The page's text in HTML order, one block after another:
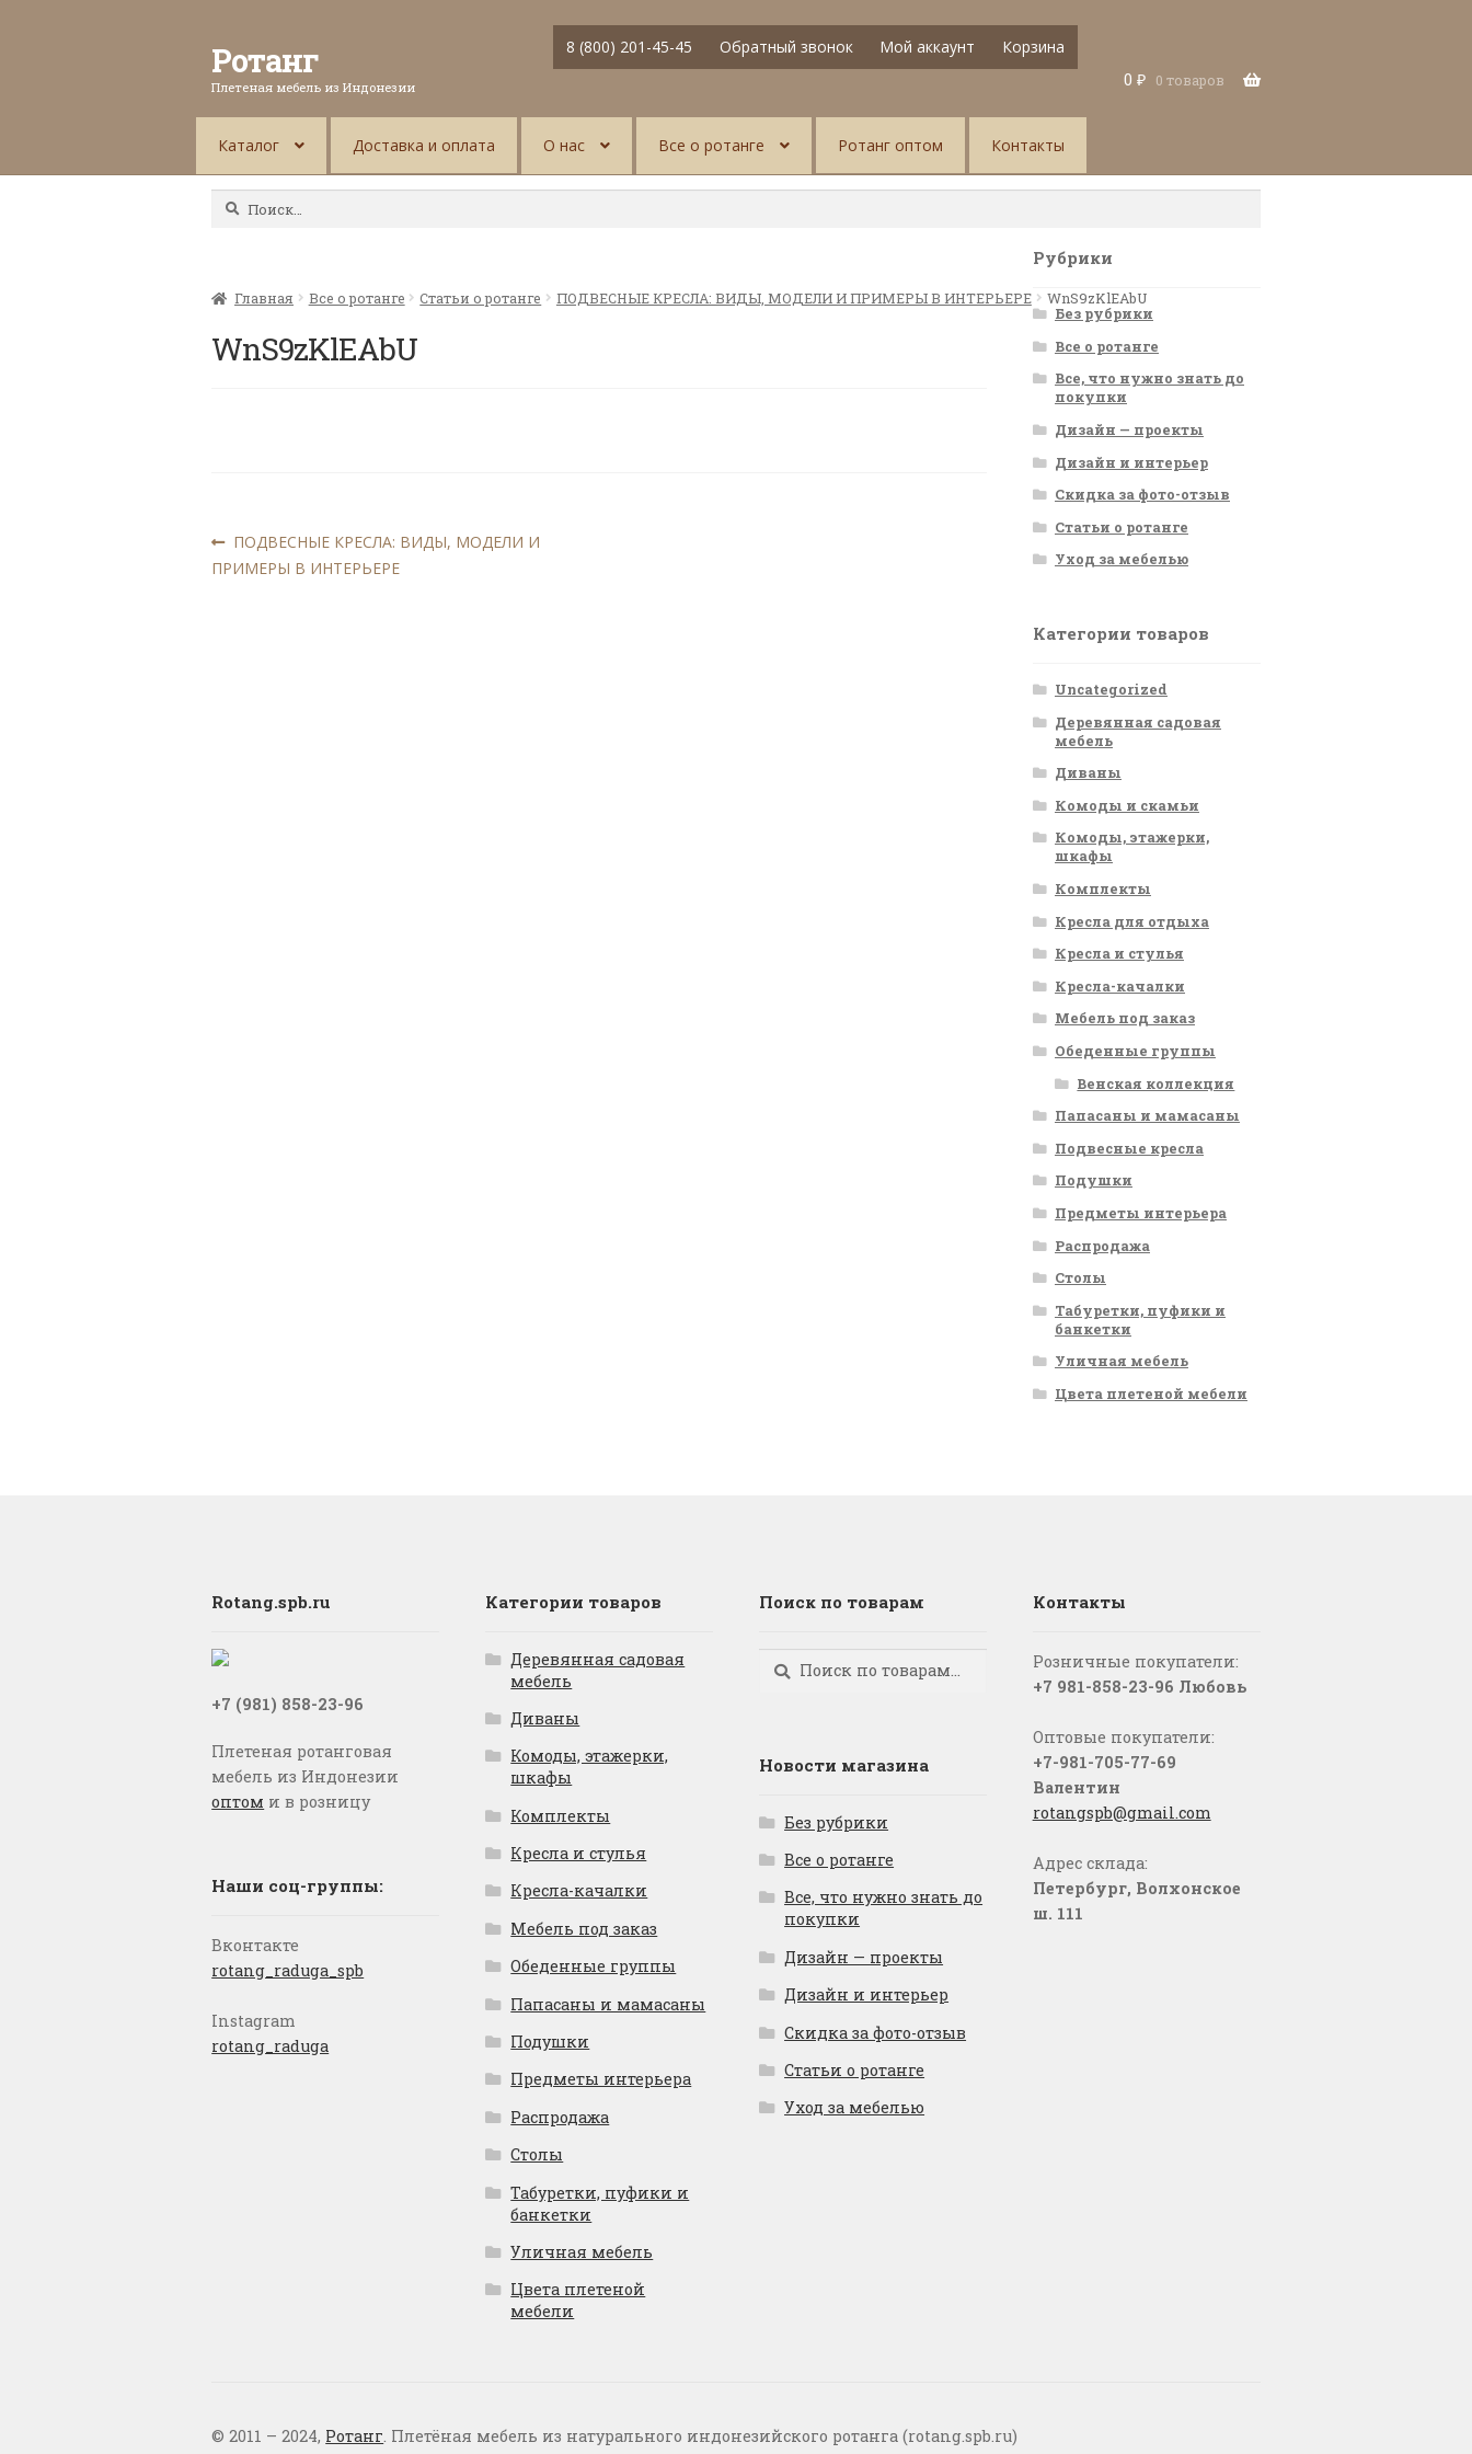
Ротанг
Плетеная мебель из Индонезии
8 (800) 201-45-45 Обратный звонок Мой аккаунт
Корзина
0 ₽ 0 товаров
Каталог Доставка и оплата О нас Все о ротанге Ротанг оптом Контакты
Найти:
Главная Все о ротанге Статьи о ротанге ПОДВЕСНЫЕ КРЕСЛА: ВИДЫ, МОДЕЛИ И ПРИМЕРЫ В ИНТЕРЬЕРЕ WnS9zKlEAbU
WnS9zKlEAbU
Навигация
по
Предыдущая
запись:
ПОДВЕСНЫЕ КРЕСЛА: ВИДЫ, МОДЕЛИ И
ПРИМЕРЫ В ИНТЕРЬЕРЕ
Рубрики
Без рубрики
Все о ротанге
Все, что нужно знать до
покупки
Дизайн — проекты
Дизайн и интерьер
Скидка за фото-отзыв
Статьи о ротанге
Уход за мебелью
Категории товаров
Uncategorized
Деревянная садовая
мебель
Диваны
Комоды и скамьи
Комоды, этажерки,
шкафы
Комплекты
Кресла для отдыха
Кресла и стулья
Кресла-качалки
Мебель под заказ
Обеденные группы
Венская коллекция
Папасаны и мамасаны
Подвесные кресла
Подушки
Предметы интерьера
Распродажа
Столы
Табуретки, пуфики и
банкетки
Уличная мебель
Цвета плетеной мебели
Rotang.spb.ru
+7 (981) 858-23-96
Плетеная ротанговая
мебель из Индонезии
оптом и в розницу
Наши соц-группы:
Вконтакте
rotang_raduga_spb
Instagram
rotang_raduga
Категории товаров
Деревянная садовая
мебель
Диваны
Комоды, этажерки,
шкафы
Комплекты
Кресла и стулья
Кресла-качалки
Мебель под заказ
Обеденные группы
Папасаны и мамасаны
Подушки
Предметы интерьера
Распродажа
Столы
Табуретки, пуфики и
банкетки
Уличная мебель
Цвета плетеной
мебели
Поиск по товарам
Искать:
Поиск
Новости магазина
Без рубрики
Все о ротанге
Все, что нужно знать до
покупки
Дизайн — проекты
Дизайн и интерьер
Скидка за фото-отзыв
Статьи о ротанге
Уход за мебелью
Контакты
Розничные покупатели:
+7 981-858-23-96 Любовь
Оптовые покупатели:
+7-981-705-77-69
Валентин
rotangspb@gmail.com
Адрес склада:
Петербург, Волхонское
ш. 111
© 2011 – 2024, Ротанг. Плетёная мебель из натурального индонезийского ротанга (rotang.spb.ru)